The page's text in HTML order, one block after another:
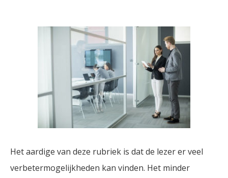
Het aardige van deze rubriek is dat de lezer er veel
verbetermogelijkheden kan vinden. Het minder